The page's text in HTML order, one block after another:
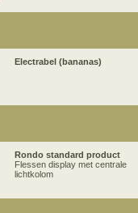
Electrabel (bananas)
Rondo standard product
Flessen display met centrale
lichtkolom